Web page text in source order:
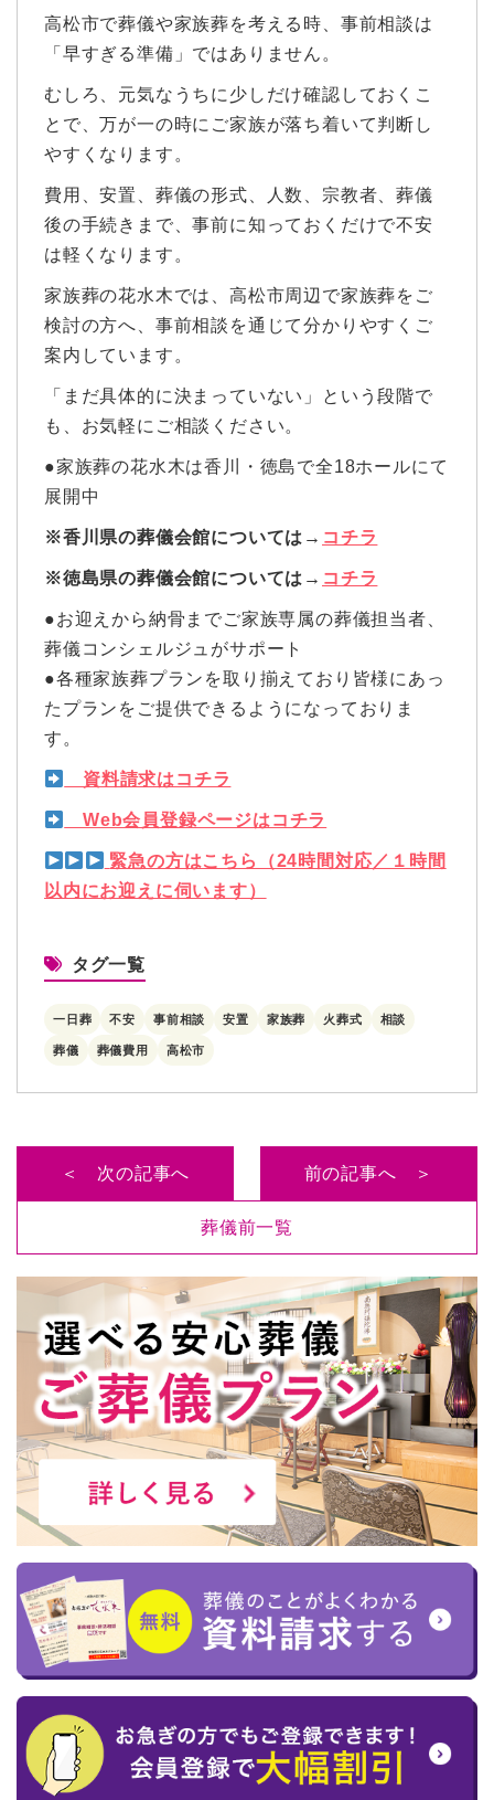
高松市で葬儀や家族葬を考える時、事前相談は
「早すぎる準備」ではありません。
むしろ、元気なうちに少しだけ確認しておくこ
とで、万が一の時にご家族が落ち着いて判断し
やすくなります。
費用、安置、葬儀の形式、人数、宗教者、葬儀
後の手続きまで、事前に知っておくだけで不安
は軽くなります。
家族葬の花水木では、高松市周辺で家族葬をご
検討の方へ、事前相談を通じて分かりやすくご
案内しています。
「まだ具体的に決まっていない」という段階で
も、お気軽にご相談ください。
●家族葬の花水木は香川・徳島で全18ホールにて
展開中
※香川県の葬儀会館については→ コチラ
※徳島県の葬儀会館については→ コチラ
●お迎えから納骨までご家族専属の葬儀担当者、
葬儀コンシェルジュがサポート
●各種家族葬プランを取り揃えており皆様にあっ
たプランをご提供できるようになっておりま
す。
資料請求はコチラ
Web会員登録ページはコチラ
緊急の方はこちら（24時間対応／１時間
以内にお迎えに伺います）
タグ一覧
一日葬 不安 事前相談 安置 家族葬 火葬式 相談
葬儀 葬儀費用 高松市
＜ 次の記事へ
葬儀前一覧
前の記事へ ＞